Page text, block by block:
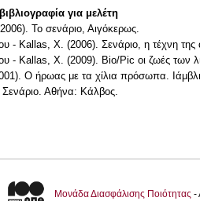
για μελέτη
Το σενάριο, Αιγόκερως.
- Kallas, Χ. (2006). Σενάριο, η τέχνη της
- Kallas, Χ. (2009). Bio/Pic οι ζωές των
O ήρωας με τα χίλια πρόσωπα.
Αθήνα: Κάλβος.
Μονάδα Διασφάλισης Ποιότητας -